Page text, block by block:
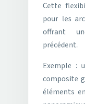
Cette
pour les
offrant
précédent.
Exemple :
composite
éléments